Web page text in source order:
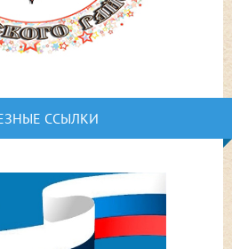
ССЫЛКИ